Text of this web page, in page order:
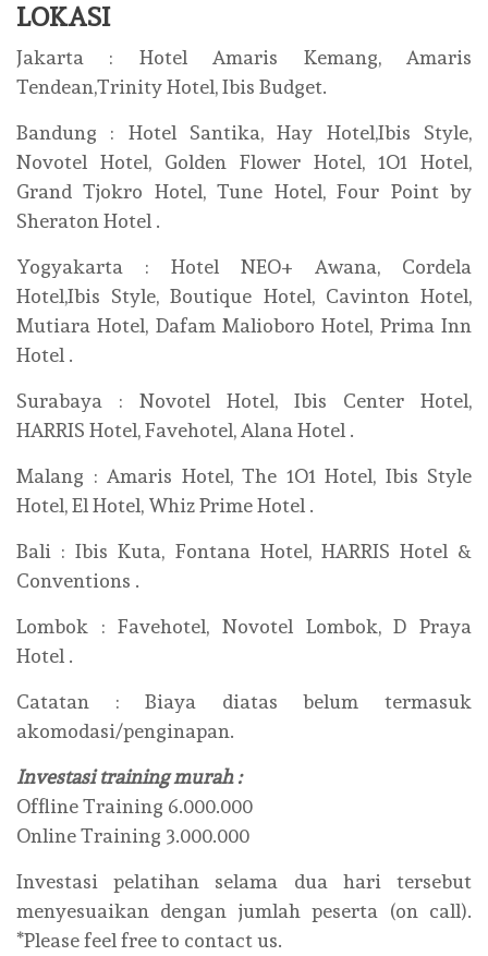
LOKASI
Jakarta : Hotel Amaris Kemang, Amaris
Tendean,Trinity Hotel, Ibis Budget.
Bandung : Hotel Santika, Hay Hotel,Ibis Style,
Novotel Hotel, Golden Flower Hotel, 1O1 Hotel,
Grand Tjokro Hotel, Tune Hotel, Four Point by
Sheraton Hotel .
Yogyakarta : Hotel NEO+ Awana, Cordela
Hotel,Ibis Style, Boutique Hotel, Cavinton Hotel,
Mutiara Hotel, Dafam Malioboro Hotel, Prima Inn
Hotel .
Surabaya : Novotel Hotel, Ibis Center Hotel,
HARRIS Hotel, Favehotel, Alana Hotel .
Malang : Amaris Hotel, The 1O1 Hotel, Ibis Style
Hotel, El Hotel, Whiz Prime Hotel .
Bali : Ibis Kuta, Fontana Hotel, HARRIS Hotel &
Conventions .
Lombok : Favehotel, Novotel Lombok, D Praya
Hotel .
Catatan : Biaya diatas belum termasuk
akomodasi/penginapan.
Investasi training murah :
Offline Training 6.000.000
Online Training 3.000.000
Investasi pelatihan selama dua hari tersebut
menyesuaikan dengan jumlah peserta (on call).
*Please feel free to contact us.